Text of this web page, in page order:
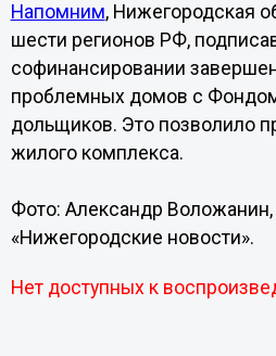
Напомним, Нижегородская
шести регионов РФ,
софинансировании
проблемных домов с
дольщиков. Это позволило
жилого комплекса.
Фото: Александр Воложанин,
«Нижегородские новости».
Нет доступных к